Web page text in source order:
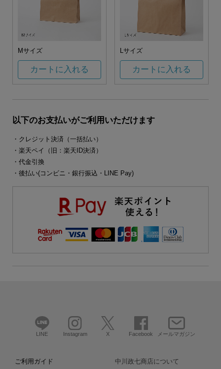
Mサイズ
カートに入れる
Lサイズ
カートに入れる
以下のお支払いがご利用いただけます
・クレジット決済（一括払い）
・楽天ペイ（旧：楽天ID決済）
・代金引換
・後払い(コンビニ・銀行振込・LINE Pay)
LINE Instagram X Facebook メールマガジン
ご利用ガイド 中川政七商店について